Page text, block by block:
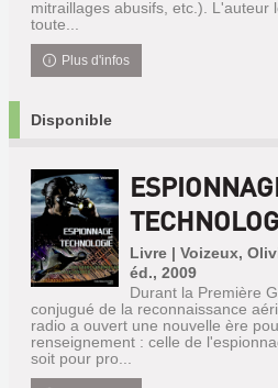
mitraillages abusifs, etc.). L'auteur
toute...
Plus d'infos
Disponible
Livre | Voizeux,
éd., 2009
Durant la Première
conjugué de la reconnaissance
radio a ouvert une nouvelle ère
renseignement : celle de
soit pour pro...